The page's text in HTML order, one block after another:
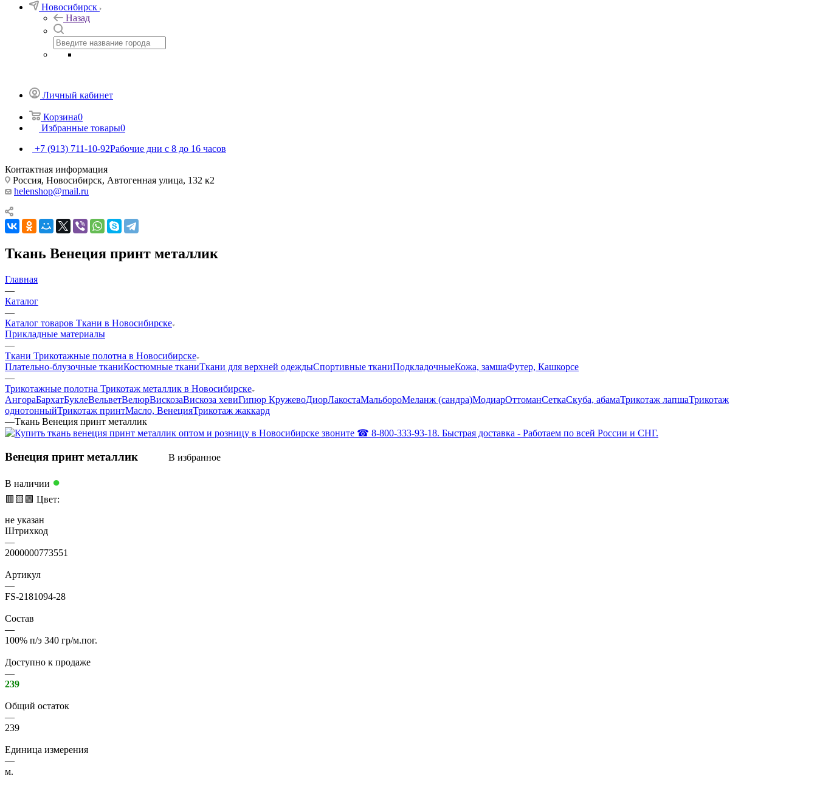
Новосибирск
Назад
Личный кабинет
Корзина0
Избранные товары0
+7 (913) 711-10-92Рабочие дни с 8 до 16 часов
Контактная информация
Россия, Новосибирск, Автогенная улица, 132 к2
helenshop@mail.ru
Ткань Венеция принт металлик
Главная
—
Каталог
—
Каталог товаров Ткани в Новосибирске
Прикладные материалы
—
Ткани Трикотажные полотна в Новосибирске
Плательно-блузочные тканиКостюмные тканиТкани для верхней одеждыСпортивные тканиПодкладочныеКожа, замшаФутер, Кашкорсе
—
Трикотажные полотна Трикотаж металлик в Новосибирске
АнгораБархатБуклеВельветВелюрВискозаВискоза хевиГипюр КружевоДиорЛакостаМальбороМеланж (сандра)МодиарОттоманСеткаСкуба, абамаТрикотаж лапшаТрикотаж
однотонныйТрикотаж принтМасло, ВенецияТрикотаж жаккард
—Ткань Венеция принт металлик
Венеция принт металлик В избранное
В наличии ●
🟥 🟨 🟩 Цвет:
не указан
Штрихкод
—
2000000773551
Артикул
—
FS-2181094-28
Состав
—
100% п/э 340 гр/м.пог.
Доступно к продаже
—
239
Общий остаток
—
239
Единица измерения
—
м.